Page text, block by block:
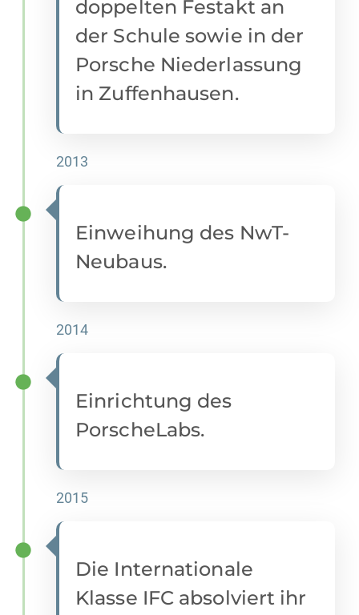
doppelten Festakt an
der Schule sowie in der
Porsche Niederlassung
in Zuffenhausen.
2013
Einweihung des NwT-
Neubaus.
2014
Einrichtung des
PorscheLabs.
2015
Die Internationale
Klasse IFC absolviert ihr